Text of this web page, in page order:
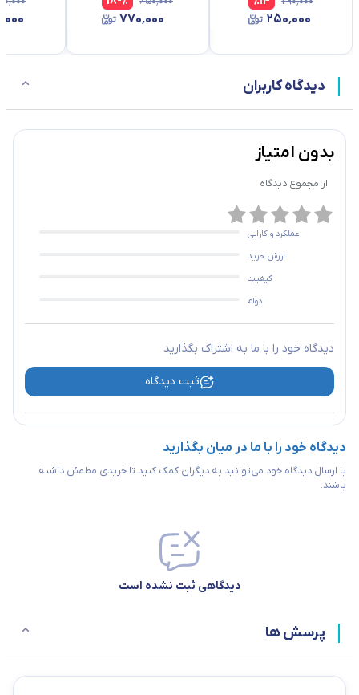
ایمنی بیشتر تجهیزات
حفظ زیبایی ظاهری رک شبکه
بلاک پنل ها معمولاً در استاندارد 19 اینچی و با ارتفاع 1 یونیت (1U) تا 6
یونیت (6U) ساخته می شوند.
۲۵۰٬۰۰۰ ۷۷۰٬۰۰۰
دیدگاه کاربران
بدون امتیاز
از مجموع دیدگاه
عملکرد و کارایی
ارزش خرید
کیفیت
دوام
دیدگاه خود را با ما به اشتراک بگذارید
ثبت دیدگاه
دیدگاه خود را با ما در میان بگذارید
با ارسال دیدگاه خود می‌توانید به دیگران کمک کنید تا خریدی مطمئن داشته
باشند.
دیدگاهی ثبت نشده است
پرسش ها